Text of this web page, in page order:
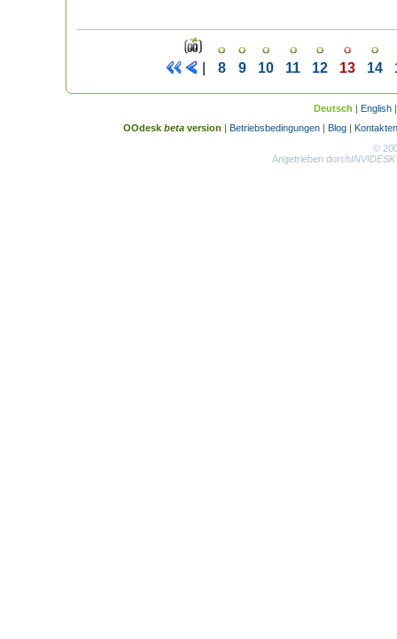
8 9 10 11 12 13 14
Deutsch | English
OOdesk beta version | Betriebsbedingungen | Blog |
©
Angetrieben durch